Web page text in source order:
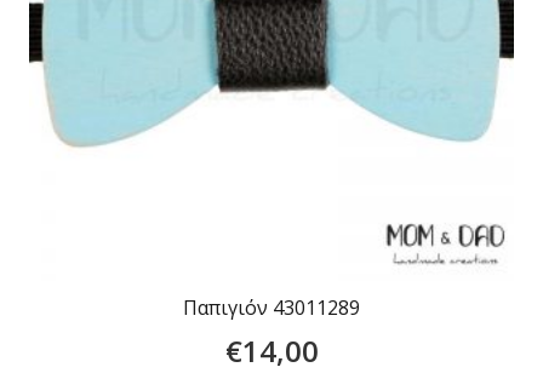
Παπιγιόν 43011289
€14,00